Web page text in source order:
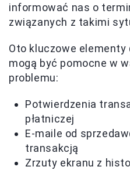
informować nas o
związanych z takimi
Oto kluczowe
mogą być pomocne w
problemu:
Potwierdzenia
płatniczej
E-maile od
transakcją
Zrzuty ekranu z